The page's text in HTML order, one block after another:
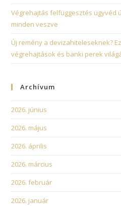
Végrehajtás felfüggesztés ügyvéd
minden veszve
Új remény a devizahiteleseknek?
végrehajtások és banki perek
Archívum
2026. június
2026. május
2026. április
2026. március
2026. február
2026. január